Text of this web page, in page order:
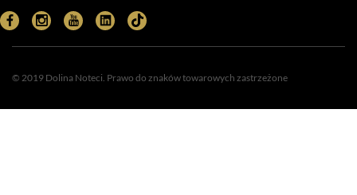
© 2019 Dolina Noteci. Prawo do znaków towarowych zastrzeżone